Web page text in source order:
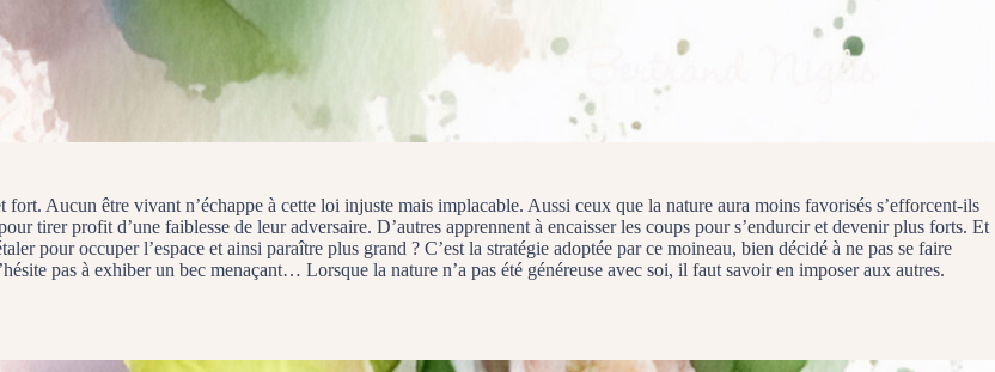
Aucun être vivant n’échappe à cette loi injuste mais implacable. Aussi ceux que la nature aura moins favorisés s’efforcent-ils
tirer profit d’une faiblesse de leur adversaire. D’autres apprennent à encaisser les coups pour s’endurcir et devenir plus forts. Et
pour occuper l’espace et ainsi paraître plus grand ? C’est la stratégie adoptée par ce moineau, bien décidé à ne pas se faire
pas à exhiber un bec menaçant… Lorsque la nature n’a pas été généreuse avec soi, il faut savoir en imposer aux autres.